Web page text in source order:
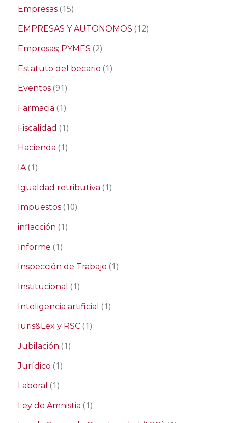
Empresas (15)
EMPRESAS Y AUTONOMOS (12)
Empresas; PYMES (2)
Estatuto del becario (1)
Eventos (91)
Farmacia (1)
Fiscalidad (1)
Hacienda (1)
IA(1)
Igualdad retributiva (1)
Impuestos (10)
inflacción (1)
Informe (1)
Inspección de Trabajo (1)
Institucional (1)
Inteligencia artificial (1)
Iuris&Lex y RSC (1)
Jubilación (1)
Jurídico (1)
Laboral (1)
Ley de Amnistia (1)